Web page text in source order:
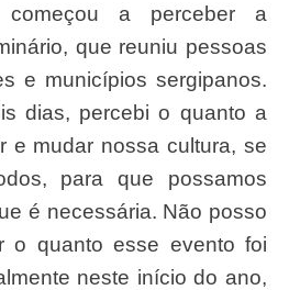
a perceber a
que reuniu pessoas
e municípios sergipanos.
dias, percebi o quanto a
e mudar nossa cultura, se
para que possamos
é necessária. Não posso
o quanto esse evento foi
neste início do ano,